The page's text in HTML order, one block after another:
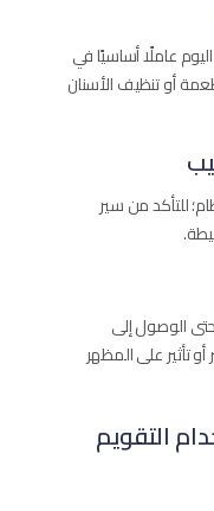
عاملًا أساسيًا في
أو تنظيف الأسنان
للتأكد من سير
حتى الوصول إلى
تأثير على المظهر
التقويم